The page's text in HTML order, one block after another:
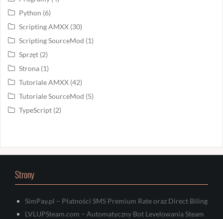
Python (6)
Scripting AMXX (30)
Scripting SourceMod (1)
Sprzęt (2)
Strona (1)
Tutoriale AMXX (42)
Tutoriale SourceMod (5)
TypeScript (2)
Strony
SimPay.pl – Płatności SMS Premium Rate oraz Direct Biling
LVLUPSteam.com – Automatyczny Bot Levelowania Steam